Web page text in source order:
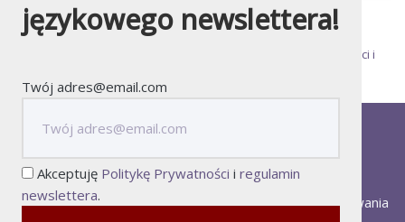
Politykę Prywatności i
kontakt media redakcja
Wszystkie teksty powstające na tej stronie są naszymi
autorskimi dziełami. W przypadku cytowania lub inspirowania
językowego newslettera!
Twój adres@email.com
Akceptuję Politykę Prywatności i regulamin
newslettera.